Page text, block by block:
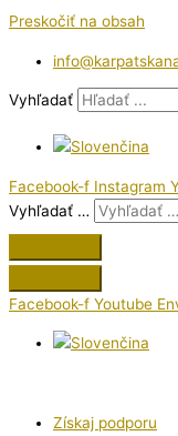
Preskočiť na obsah
Vyhľadať
Facebook-f Instagram
Vyhľadať …
Facebook-f Youtube
Získaj podporu